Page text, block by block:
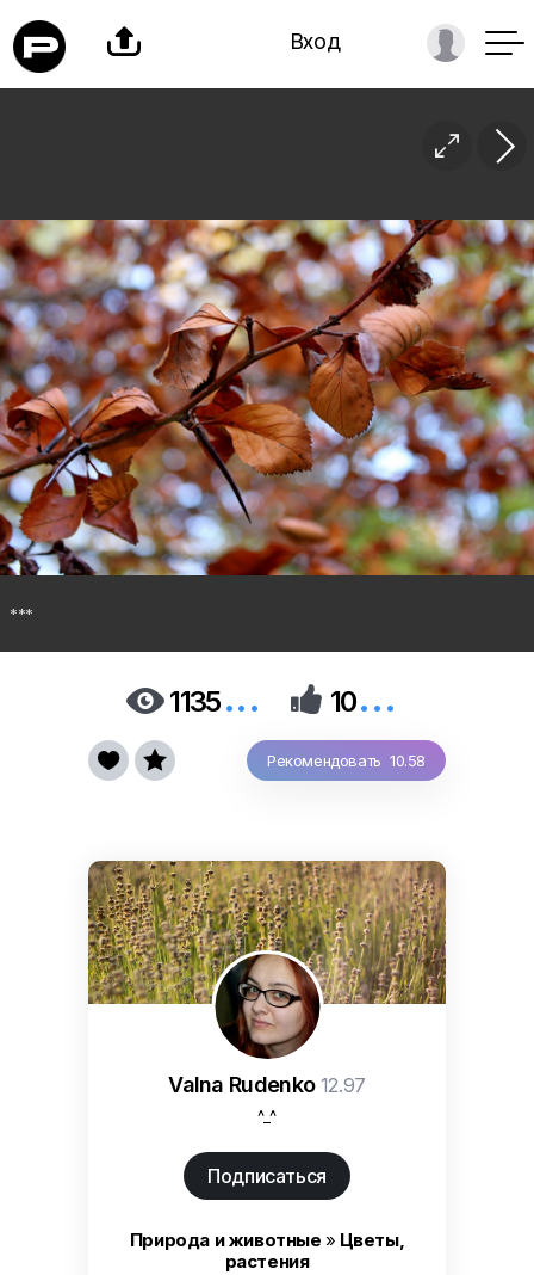
 Вход

***
1135...  10...
Рекомендовать 10.58
 
Valna Rudenko 12.97
^_^
Подписаться
Природа и животные » Цветы,
растения